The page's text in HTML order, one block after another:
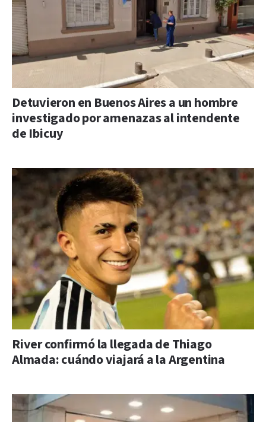
Detuvieron en Buenos Aires a un hombre
investigado por amenazas al intendente
de Ibicuy
River confirmó la llegada de Thiago
Almada: cuándo viajará a la Argentina